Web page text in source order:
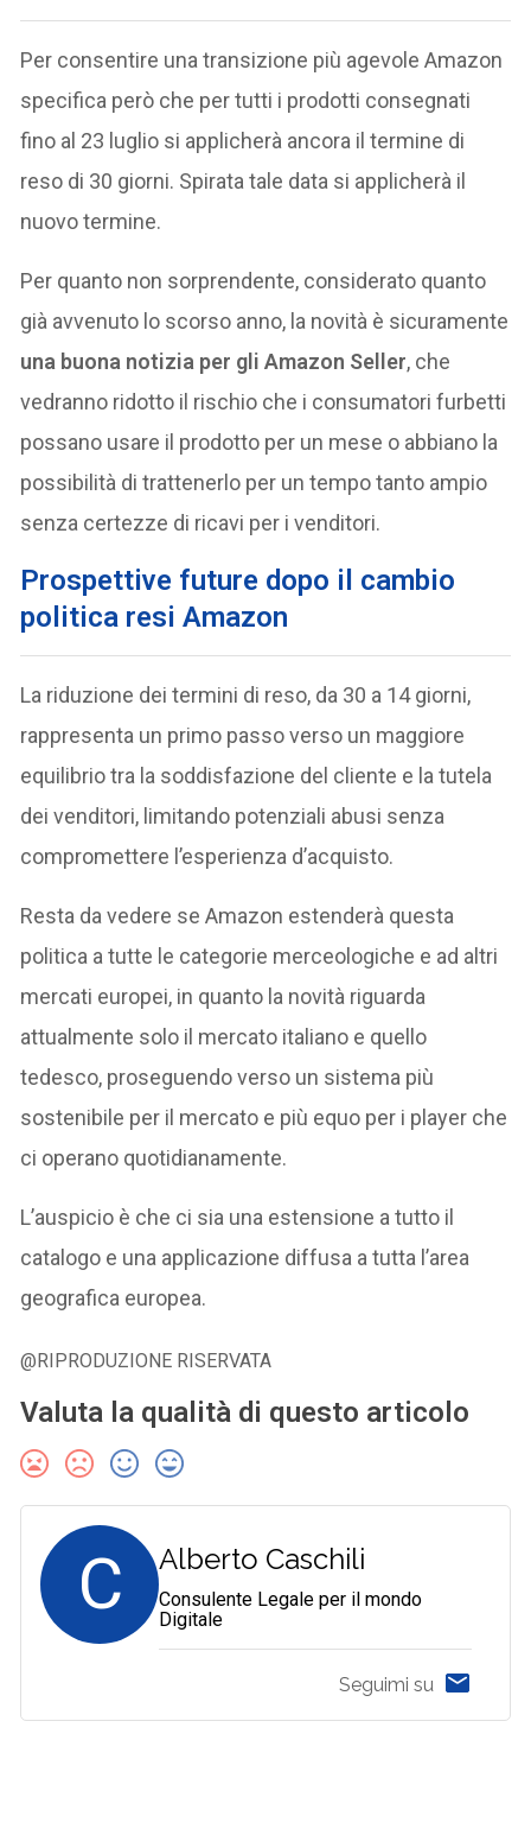
Per consentire una transizione più agevole Amazon
specifica però che per tutti i prodotti consegnati
fino al 23 luglio si applicherà ancora il termine di
reso di 30 giorni. Spirata tale data si applicherà il
nuovo termine.
Per quanto non sorprendente, considerato quanto
già avvenuto lo scorso anno, la novità è sicuramente
una buona notizia per gli Amazon Seller, che
vedranno ridotto il rischio che i consumatori furbetti
possano usare il prodotto per un mese o abbiano la
possibilità di trattenerlo per un tempo tanto ampio
senza certezze di ricavi per i venditori.
Prospettive future dopo il cambio
politica resi Amazon
La riduzione dei termini di reso, da 30 a 14 giorni,
rappresenta un primo passo verso un maggiore
equilibrio tra la soddisfazione del cliente e la tutela
dei venditori, limitando potenziali abusi senza
compromettere l’esperienza d’acquisto.
Resta da vedere se Amazon estenderà questa
politica a tutte le categorie merceologiche e ad altri
mercati europei, in quanto la novità riguarda
attualmente solo il mercato italiano e quello
tedesco, proseguendo verso un sistema più
sostenibile per il mercato e più equo per i player che
ci operano quotidianamente.
L’auspicio è che ci sia una estensione a tutto il
catalogo e una applicazione diffusa a tutta l’area
geografica europea.
@RIPRODUZIONE RISERVATA
Valuta la qualità di questo articolo
C Alberto Caschili
Consulente Legale per il mondo
Digitale
Seguimi su